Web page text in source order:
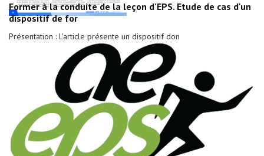
Former à la conduite de la leçon d'EPS. Etude de cas d'un
dispositif de for
Présentation : L'article présente un dispositif don